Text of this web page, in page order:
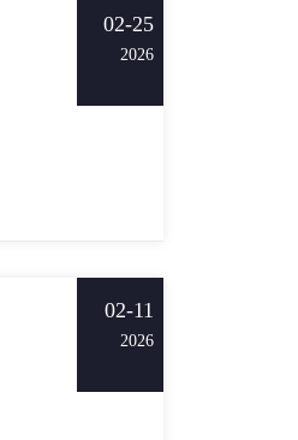
02-25
2026
02-11
2026